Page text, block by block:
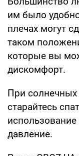
им было
плечах могут
таком
которые вы
дискомфорт.
При солнечных
старайтесь
давление.